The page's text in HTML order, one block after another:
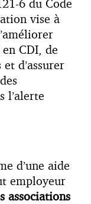
6 du Code
vise à
CDI, de
d’assurer
l’alerte
d’une aide
employeur
associations